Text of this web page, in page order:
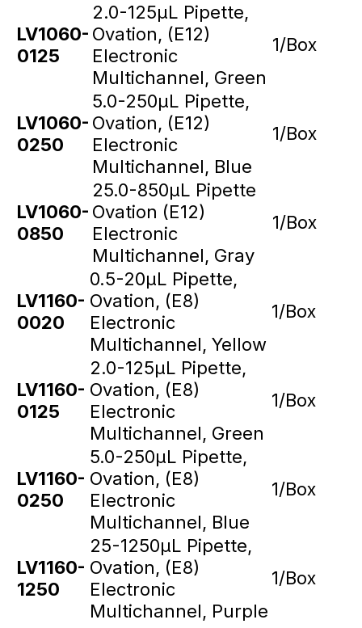
LV1060-
0125
2.0-125µL Pipette,
Ovation, (E12)
Electronic
Multichannel, Green
1/Box
LV1060-
0250
5.0-250µL Pipette,
Ovation, (E12)
Electronic
Multichannel, Blue
1/Box
LV1060-
0850
25.0-850µL Pipette
Ovation (E12)
Electronic
Multichannel, Gray
1/Box
LV1160-
0020
0.5-20µL Pipette,
Ovation, (E8)
Electronic
Multichannel, Yellow
1/Box
LV1160-
0125
2.0-125µL Pipette,
Ovation, (E8)
Electronic
Multichannel, Green
1/Box
LV1160-
0250
5.0-250µL Pipette,
Ovation, (E8)
Electronic
Multichannel, Blue
1/Box
LV1160-
1250
25-1250µL Pipette,
Ovation, (E8)
Electronic
Multichannel, Purple
1/Box